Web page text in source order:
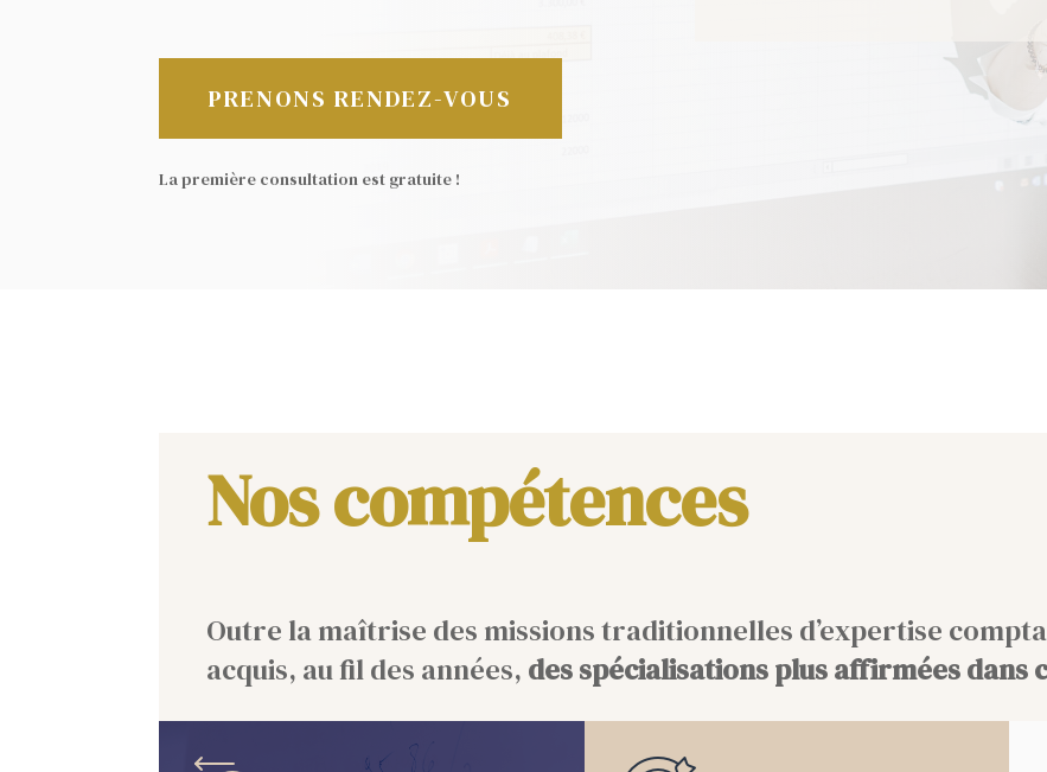
PRENONS RENDEZ-VOUS
La première consultation est gratuite !
Nos compétences
Outre la maîtrise des missions traditionnelles d’expertise
acquis, au fil des années, des spécialisations plus affirmées dans